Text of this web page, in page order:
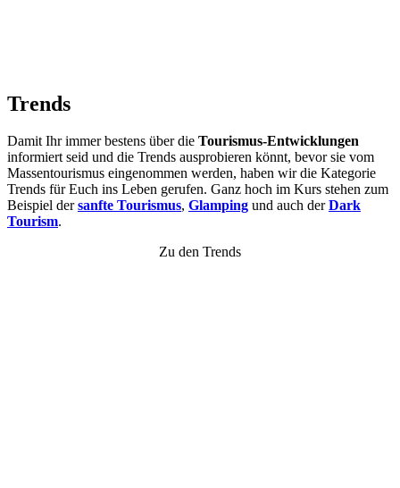
Trends
Damit Ihr immer bestens über die Tourismus-Entwicklungen
informiert seid und die Trends ausprobieren könnt, bevor sie vom
Massentourismus eingenommen werden, haben wir die Kategorie
Trends für Euch ins Leben gerufen. Ganz hoch im Kurs stehen zum
Beispiel dersanfte Tourismus, Glamping und auch derDark
Tourism.
Zu den Trends